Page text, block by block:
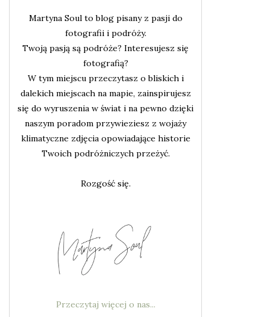
Martyna Soul to blog pisany z pasji do
fotografii i podróży.
Twoją pasją są podróże? Interesujesz się
fotografią?
W tym miejscu przeczytasz o bliskich i
dalekich miejscach na mapie, zainspirujesz
się do wyruszenia w świat i na pewno dzięki
naszym poradom przywieziesz z wojaży
klimatyczne zdjęcia opowiadające historie
Twoich podróżniczych przeżyć.
Rozgość się.
Przeczytaj więcej o nas...